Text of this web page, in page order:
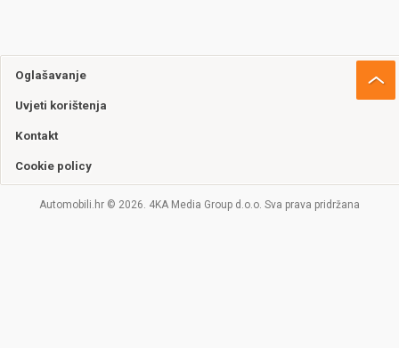
Oglašavanje
Uvjeti korištenja
Kontakt
Cookie policy
Automobili.hr © 2026. 4KA Media Group d.o.o. Sva prava pridržana